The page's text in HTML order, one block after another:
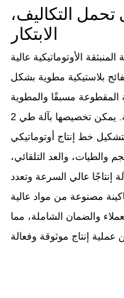
تحمل التكاليف،
الابتكار
الأوتوماتيكية عالية
بلاستيكية مطوية بشكل
المقطوعة مسبقًا والمطوية
والمنبثقة. يمكن تخصيصها بآلة طي 2 "V"/3 "Z"، وعرض الماكينة، ويمكن
لتشكيل خط إنتاج أوتوماتيكي
والعد التلقائي،
إنتاجًا عالي السرعة وتعدد
مصنوعة من مواد عالية
والضمان الشاملة، مما